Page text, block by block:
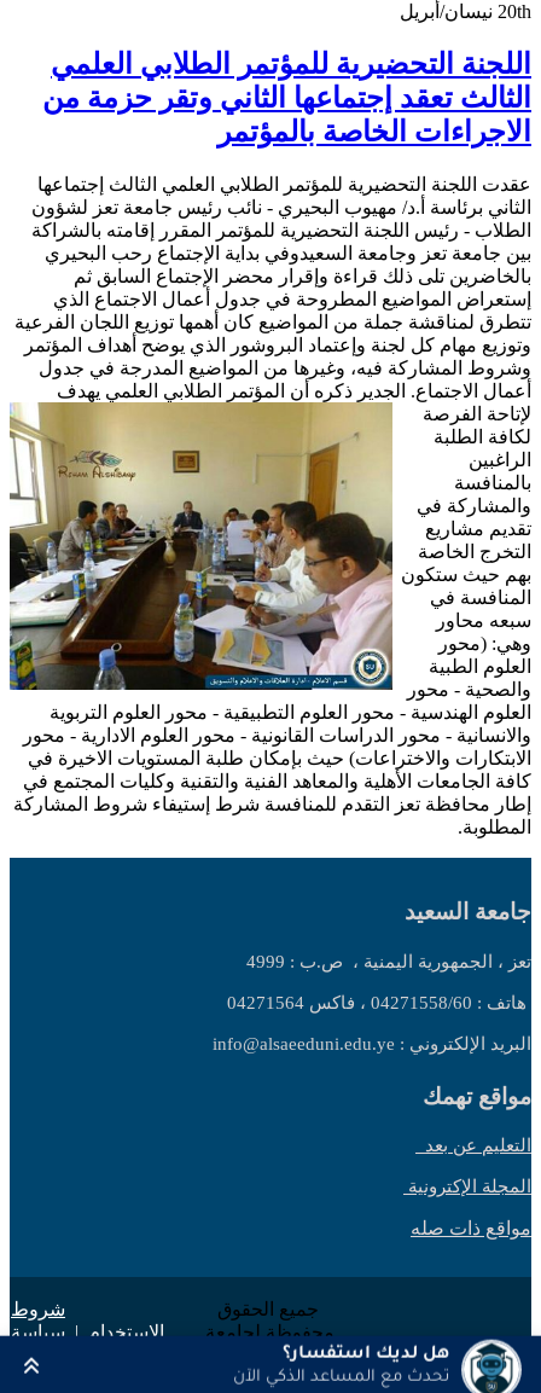
هل لديك استفسار؟
تحدث مع المساعد الذكي الآن
20th نيسان/أبريل
اللجنة التحضيرية للمؤتمر الطلابي العلمي
الثالث تعقد إجتماعها الثاني وتقر حزمة من
الاجراءات الخاصة بالمؤتمر
عقدت اللجنة التحضيرية للمؤتمر الطلابي العلمي الثالث إجتماعها
الثاني برئاسة أ.د/ مهيوب البحيري - نائب رئيس جامعة تعز لشؤون
الطلاب - رئيس اللجنة التحضيرية للمؤتمر المقرر إقامته بالشراكة
بين جامعة تعز وجامعة السعيدوفي بداية الإجتماع رحب البحيري
بالخاضرين تلى ذلك قراءة وإقرار محضر الإجتماع السابق ثم
إستعراض المواضيع المطروحة في جدول أعمال الاجتماع الذي
تتطرق لمناقشة جملة من المواضيع كان أهمها توزيع اللجان الفرعية
وتوزيع مهام كل لجنة وإعتماد البروشور الذي يوضح أهداف المؤتمر
وشروط المشاركة فيه، وغيرها من المواضيع المدرجة في جدول
أعمال الاجتماع. الجدير ذكره أن المؤتمر الطلابي العلمي يهدف
لإتاحة الفرصة
لكافة الطلبة
الراغبين
بالمنافسة
والمشاركة في
تقديم مشاريع
التخرج الخاصة
بهم حيث ستكون
المنافسة في
سبعه محاور
وهي: (محور
العلوم الطبية
والصحية - محور
العلوم الهندسية - محور العلوم التطبيقية - محور العلوم التربوية
والانسانية - محور الدراسات القانونية - محور العلوم الادارية - محور
الابتكارات والاختراعات) حيث بإمكان طلبة المستويات الاخيرة في
كافة الجامعات الأهلية والمعاهد الفنية والتقنية وكليات المجتمع في
إطار محافظة تعز التقدم للمنافسة شرط إستيفاء شروط المشاركة
المطلوبة.
جامعة السعيد
تعز ، الجمهورية اليمنية ، ص.ب : 4999
هاتف : 04271558/60 ، فاكس 04271564
البريد الإلكتروني : info@alsaeeduni.edu.ye
مواقع تهمك
التعليم عن بعد
المجلة الإكترونية
مواقع ذات صله
جميع الحقوق
محفوظة لجامعة
السعيد 2025 ©
شروط
الاستخدام
| سياسة
الخصوصية